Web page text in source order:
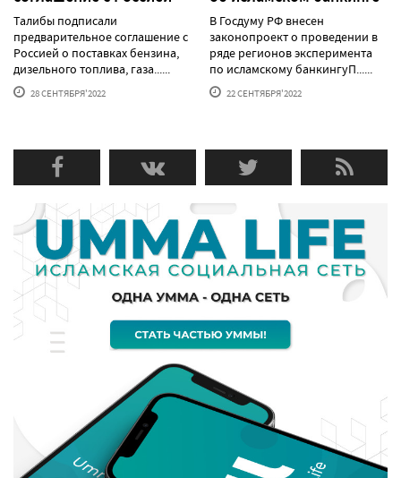
Талибы подписали
предварительное соглашение с
Россией о поставках бензина,
дизельного топлива, газа......
28 СЕНТЯБРЯ'2022
В Госдуму РФ внесен
законопроект о проведении в
ряде регионов эксперимента
по исламскому банкингуП......
22 СЕНТЯБРЯ'2022